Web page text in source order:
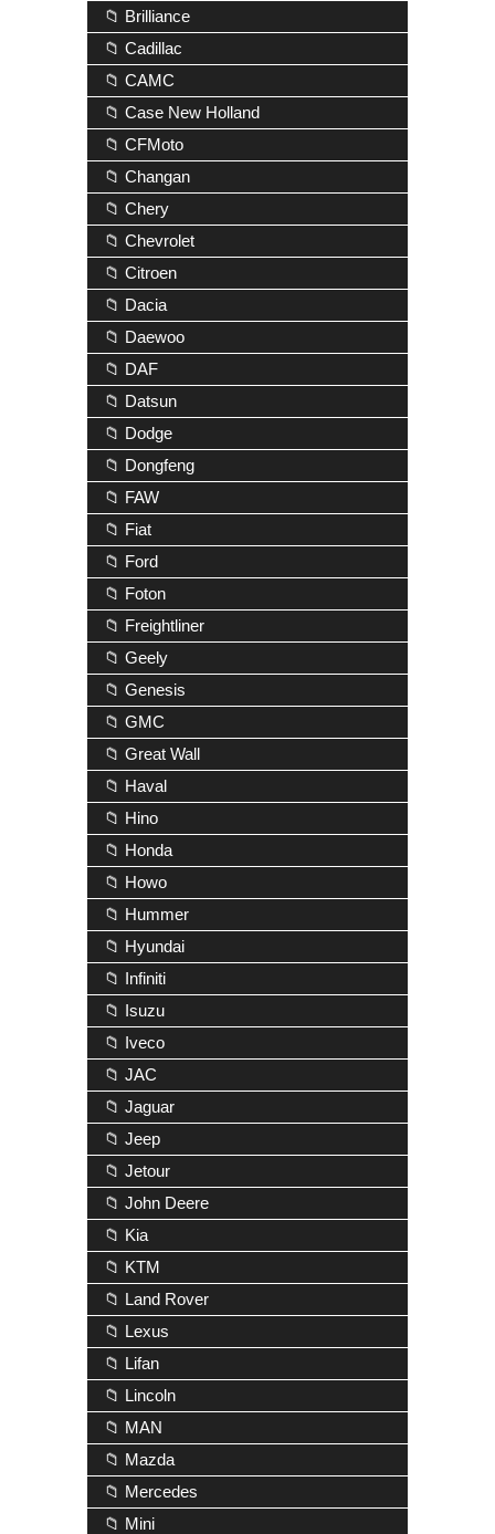
📁 Brilliance
📁 Cadillac
📁 CAMC
📁 Case New Holland
📁 CFMoto
📁 Changan
📁 Chery
📁 Chevrolet
📁 Citroen
📁 Dacia
📁 Daewoo
📁 DAF
📁 Datsun
📁 Dodge
📁 Dongfeng
📁 FAW
📁 Fiat
📁 Ford
📁 Foton
📁 Freightliner
📁 Geely
📁 Genesis
📁 GMC
📁 Great Wall
📁 Haval
📁 Hino
📁 Honda
📁 Howo
📁 Hummer
📁 Hyundai
📁 Infiniti
📁 Isuzu
📁 Iveco
📁 JAC
📁 Jaguar
📁 Jeep
📁 Jetour
📁 John Deere
📁 Kia
📁 KTM
📁 Land Rover
📁 Lexus
📁 Lifan
📁 Lincoln
📁 MAN
📁 Mazda
📁 Mercedes
📁 Mini